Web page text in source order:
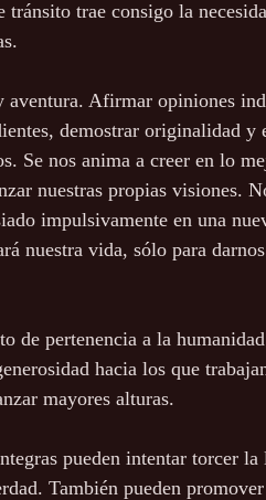
tránsito trae consigo la
aventura. Afirmar opiniones
demostrar originalidad y
Se nos anima a creer en lo
nuestras propias visiones.
impulsivamente en una
nuestra vida, sólo para
de pertenencia a la
hacia los que
mayores alturas.
pueden intentar torcer
También pueden